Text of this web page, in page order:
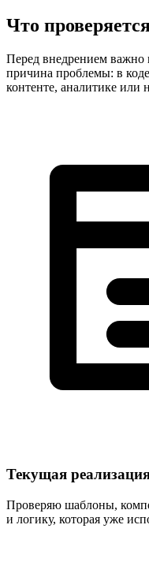
Что
Перед внедрением важно
причина проблемы: в
контенте, аналитике или
Текущая
Проверяю шаблоны,
и логику, которая уже